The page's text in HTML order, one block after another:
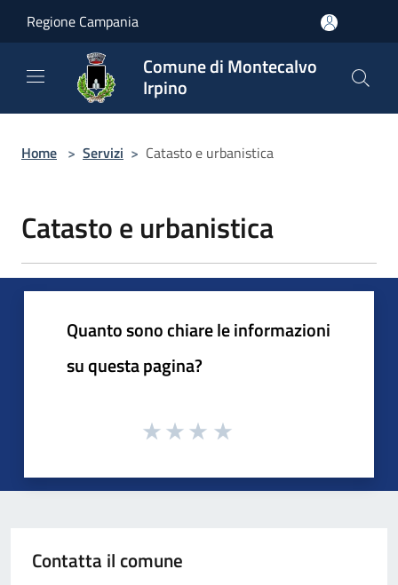
Regione Campania
Comune di Montecalvo
Irpino
Home > Servizi > Catasto e urbanistica
Catasto e urbanistica
Quanto sono chiare le informazioni
su questa pagina?
Contatta il comune